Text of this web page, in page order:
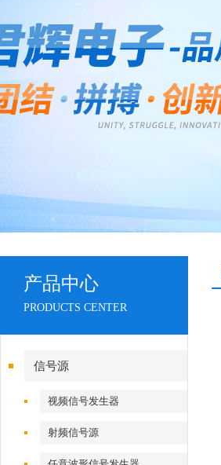
产品中心
PRODUCTS CENTER
信号源
视频信号发生器
射频信号源